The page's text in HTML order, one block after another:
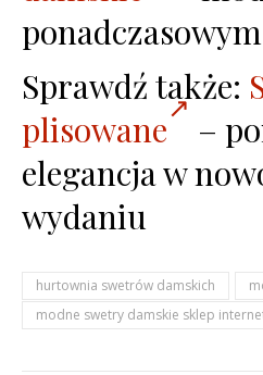
Sprawdź także:
plisowane
–
elegancja w
wydaniu
hurtownia swetrów damskich
modne swetry damskie sklep